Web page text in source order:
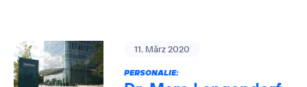
11. März 2020
PERSONALIE: